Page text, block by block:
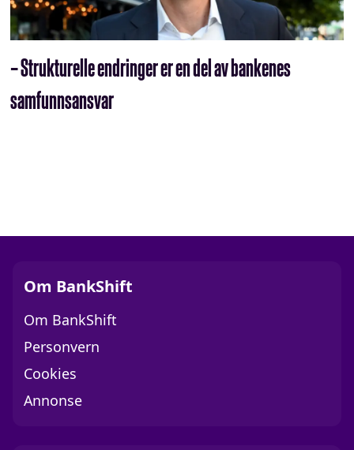
– Strukturelle endringer er en del av bankenes
samfunnsansvar
Om BankShift
Om BankShift
Personvern
Cookies
Annonse